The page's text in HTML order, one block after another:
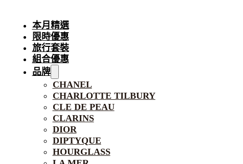
本月精選
限時優惠
旅行套裝
組合優惠
品牌
CHANEL
CHARLOTTE TILBURY
CLE DE PEAU
CLARINS
DIOR
DIPTYQUE
HOURGLASS